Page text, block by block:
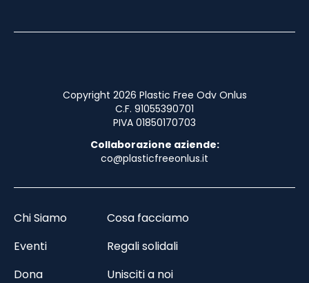
Copyright 2026 Plastic Free Odv Onlus
C.F. 91055390701
PIVA 01850170703
Collaborazione aziende:
co@plasticfreeonlus.it
Chi Siamo
Cosa facciamo
Eventi
Regali solidali
Dona
Unisciti a noi